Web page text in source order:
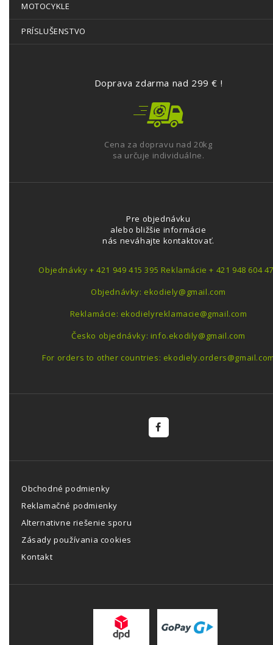
MOTOCYKLE
PRÍSLUŠENSTVO
Doprava zdarma nad 299 € !
Cena za dopravu nad 20kg
sa určuje individuálne.
Pre objednávku
alebo bližšie informácie
nás neváhajte kontaktovať.
Objednávky + 421 949 415 395 Reklamácie + 421 948 604
Objednávky: ekodiely@gmail.com
Reklamácie: ekodielyreklamacie@gmail.com
Česko objednávky: info.ekodily@gmail.com
For orders to other countries:
Obchodné podmienky
Reklamačné podmienky
Alternativne riešenie sporu
Zásady používania cookies
Kontakt